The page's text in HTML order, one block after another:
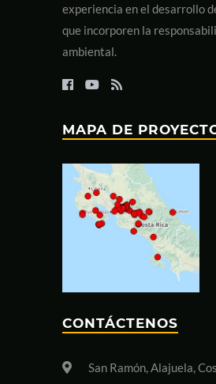
experiencia en el desarrollo
que incorporen la
ambiental.
MAPA DE
CONTÁCTENOS
San Ramón, Alajuela,